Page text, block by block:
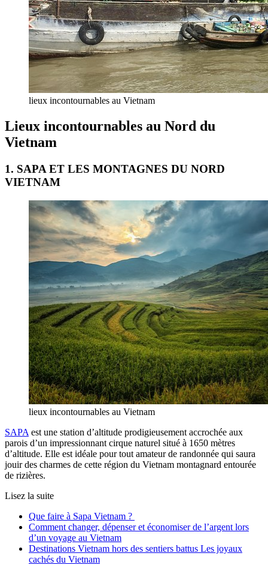
lieux incontournables au Vietnam
Lieux incontournables au Nord du
Vietnam
1. SAPA ET LES MONTAGNES DU NORD
VIETNAM
lieux incontournables au Vietnam
SAPA est une station d’altitude prodigieusement accrochée aux
parois d’un impressionnant cirque naturel situé à 1650 mètres
d’altitude. Elle est idéale pour tout amateur de randonnée qui saura
jouir des charmes de cette région du Vietnam montagnard entourée
de rizières.
Lisez la suite
Que faire à Sapa Vietnam ?
Comment changer, dépenser et économiser de l’argent lors
d’un voyage au Vietnam
Destinations Vietnam hors des sentiers battus Les joyaux
cachés du Vietnam